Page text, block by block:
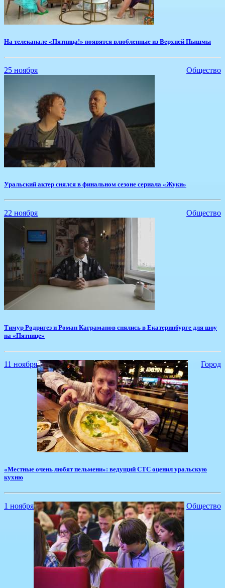
На телеканале «Пятница!» появятся влюбленные из Верхней Пышмы
25 ноября Общество
​Уральский актер снялся в финальном сезоне сериала «Жуки»
22 ноября Общество
Тимур Родригез и Роман Каграманов снялись в Екатеринбурге для шоу
на «Пятнице»
11 ноября Город
«Местные очень любят пельмени»: ведущий СТС оценил уральскую
кухню
1 ноября Общество